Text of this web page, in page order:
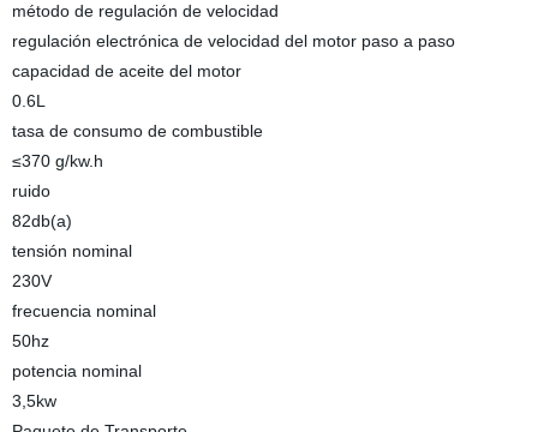
método de regulación de velocidad
regulación electrónica de velocidad del motor paso a paso
capacidad de aceite del motor
0.6L
tasa de consumo de combustible
≤370 g/kw.h
ruido
82db(a)
tensión nominal
230V
frecuencia nominal
50hz
potencia nominal
3,5kw